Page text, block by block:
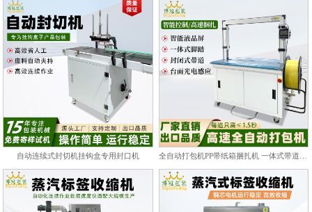
自动连续式封切机挂钩盒专用封口机